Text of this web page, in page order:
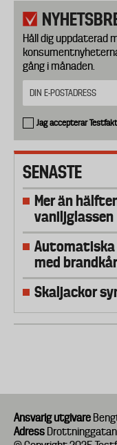
Håll dig uppdaterad
gång i månaden.
Jag accepterar
SENASTE
Mer än
vaniljglassen
Automatiska
med
Skaljackor
Ansvarig utgivare
Adress Drottninggatan